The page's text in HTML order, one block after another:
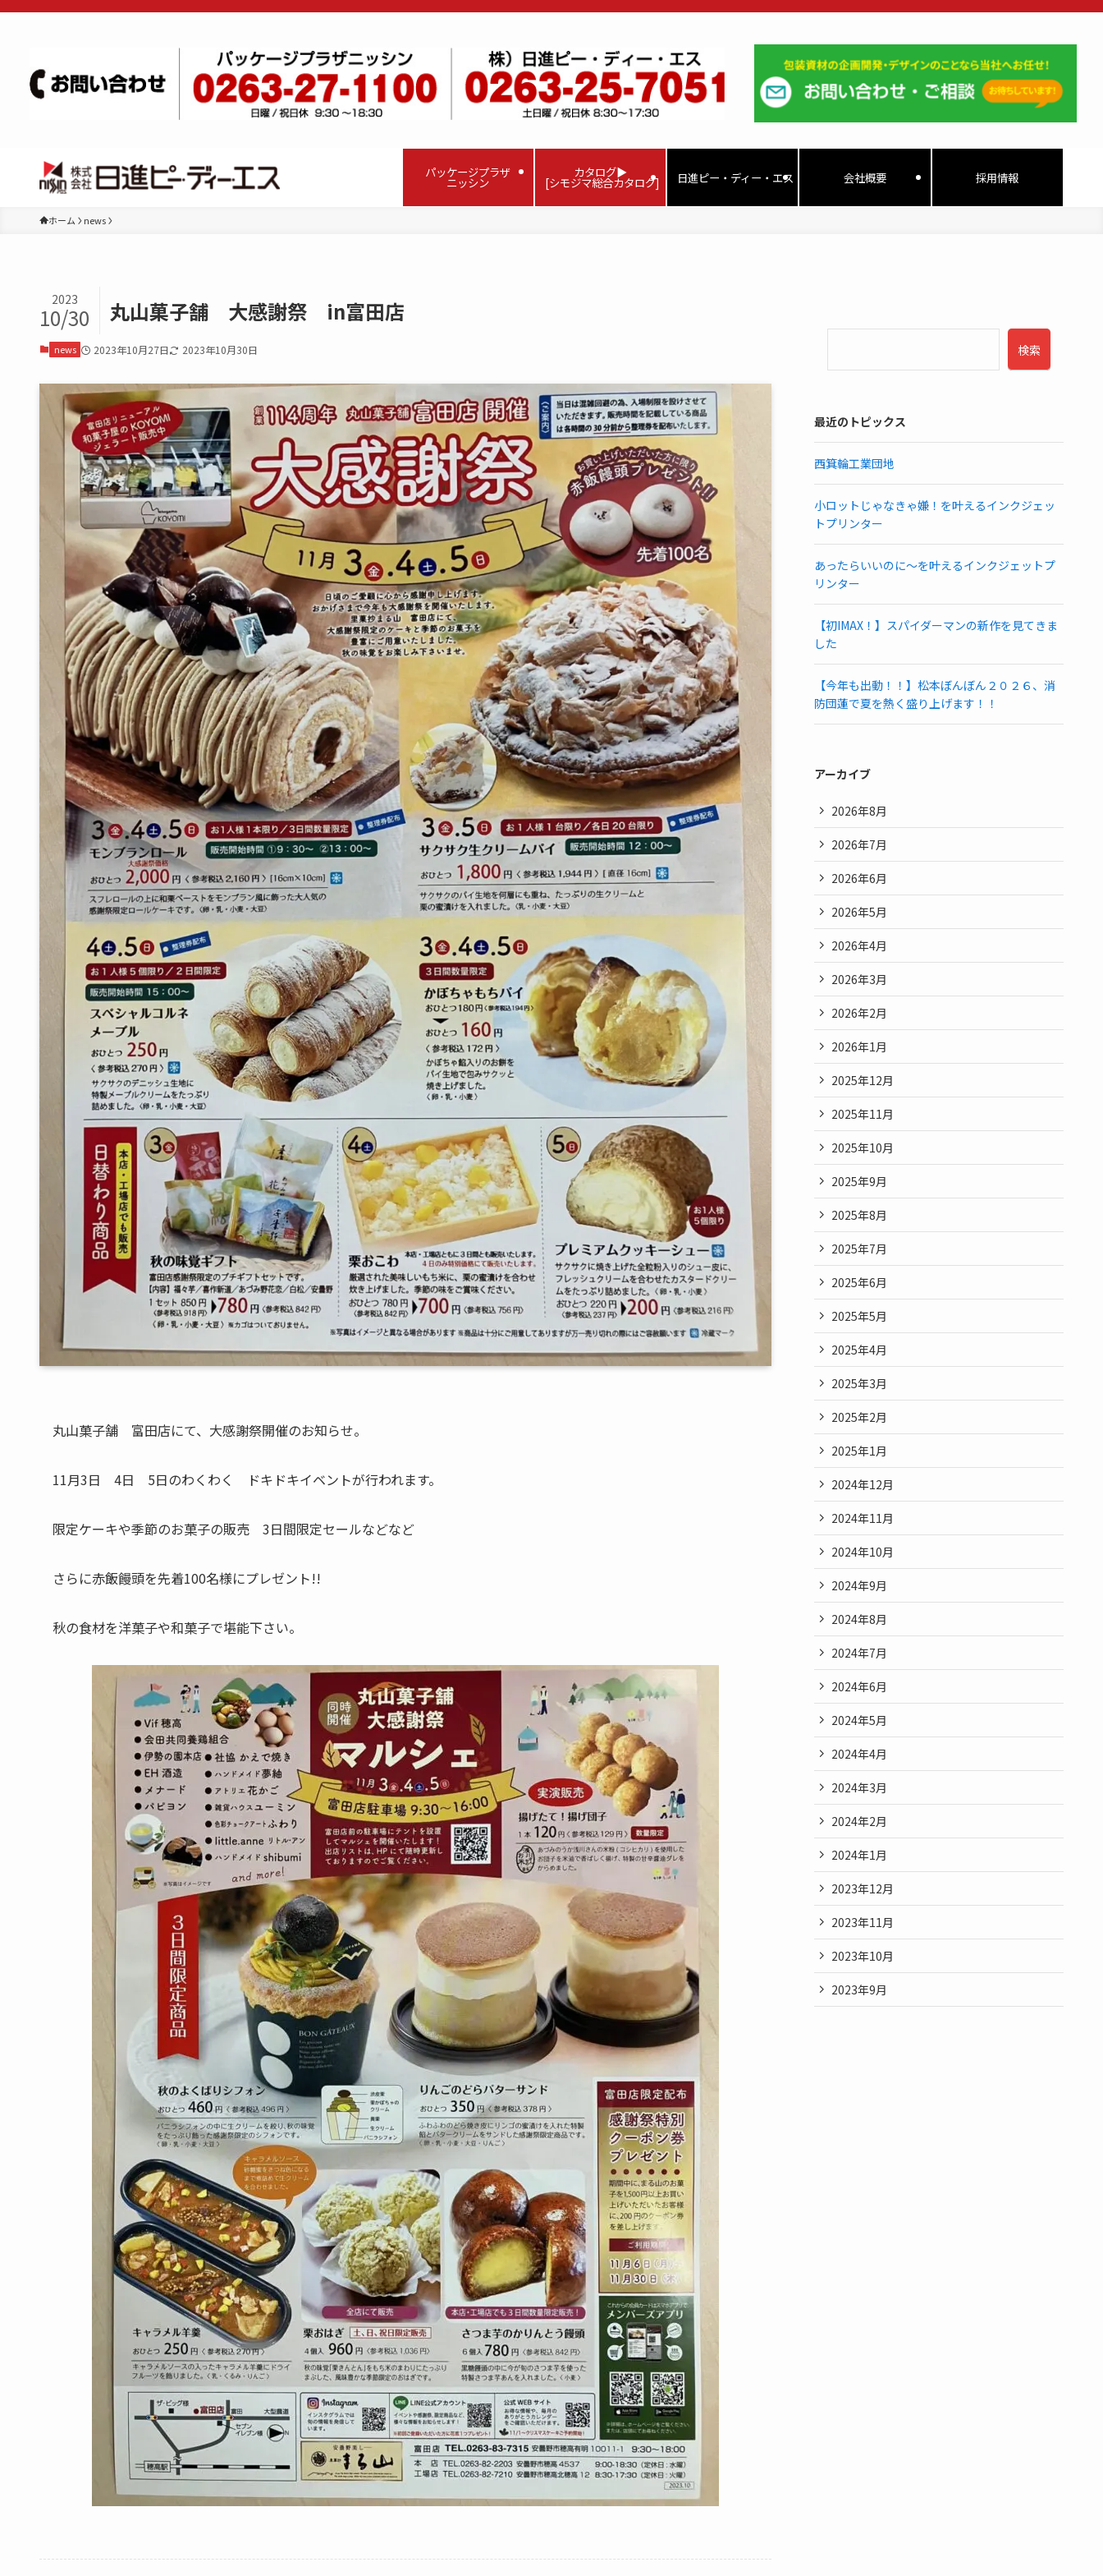
パッケージプラザ
ニッシン
カタログ▶
[シモジマ総合カタログ] 日進ピー・ディー・エス 会社概要 採用情報
ホーム news
丸山菓子舗 大感謝祭 in富田店
2023
10/30
news 2023年10月27日 2023年10月30日
丸山菓子舗 富田店にて、大感謝祭開催のお知らせ。
11月3日 4日 5日のわくわく ドキドキイベントが行われます。
限定ケーキや季節のお菓子の販売 3日間限定セールなどなど
さらに赤飯饅頭を先着100名様にプレゼント!!
秋の食材を洋菓子や和菓子で堪能下さい。
検索
最近のトピックス
西箕輪工業団地
小ロットじゃなきゃ嫌！を叶えるインクジェッ
トプリンター
あったらいいのに～を叶えるインクジェットプ
リンター
【初IMAX！】スパイダーマンの新作を見てきま
した
【今年も出動！！】松本ぼんぼん２０２６、消
防団蓮で夏を熱く盛り上げます！！
アーカイブ
2026年8月
2026年7月
2026年6月
2026年5月
2026年4月
2026年3月
2026年2月
2026年1月
2025年12月
2025年11月
2025年10月
2025年9月
2025年8月
2025年7月
2025年6月
2025年5月
2025年4月
2025年3月
2025年2月
2025年1月
2024年12月
2024年11月
2024年10月
2024年9月
2024年8月
2024年7月
2024年6月
2024年5月
2024年4月
2024年3月
2024年2月
2024年1月
2023年12月
2023年11月
2023年10月
2023年9月